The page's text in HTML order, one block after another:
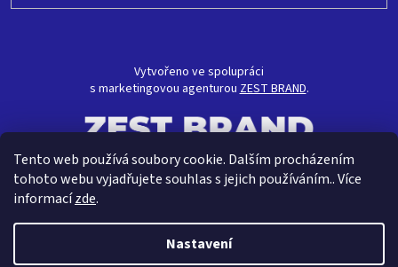
Tento web používá soubory cookie. Dalším procházením
tohoto webu vyjadřujete souhlas s jejich používáním.. Více
informacízde.
Nastavení
Vytvořeno ve spolupráci
s marketingovou agenturou ZEST BRAND.
Vytvořil Shoptet